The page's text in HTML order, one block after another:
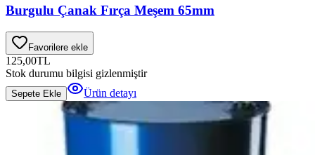
Burgulu Çanak Fırça Meşem 65mm
Favorilere ekle
125,00TL
Stok durumu bilgisi gizlenmiştir
Sepete Ekle Ürün detayı